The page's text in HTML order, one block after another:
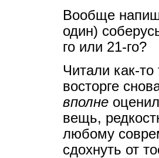
Вообще
один)
го или 21-го?
Читали как-
восторге
вполне
вещь,
любому
сдохнуть от